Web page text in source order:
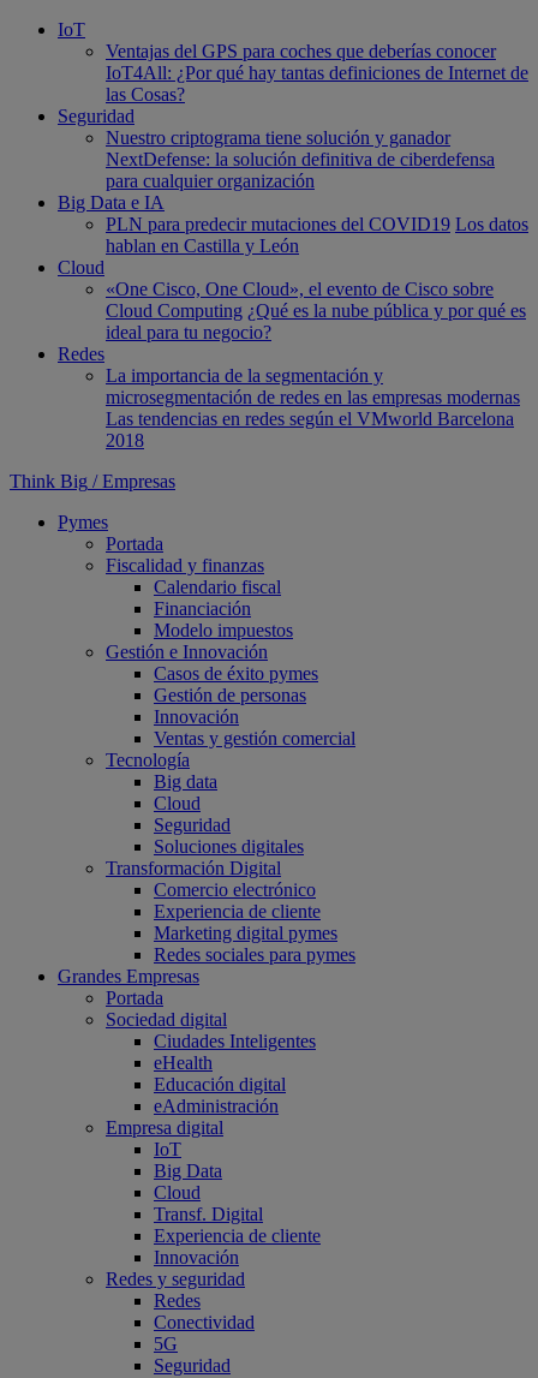
IoT
Ventajas del GPS para coches que deberías conocer
IoT4All: ¿Por qué hay tantas definiciones de Internet de
las Cosas?
Seguridad
Nuestro criptograma tiene solución y ganador
NextDefense: la solución definitiva de ciberdefensa
para cualquier organización
Big Data e IA
PLN para predecir mutaciones del COVID19 Los datos
hablan en Castilla y León
Cloud
«One Cisco, One Cloud», el evento de Cisco sobre
Cloud Computing ¿Qué es la nube pública y por qué es
ideal para tu negocio?
Redes
La importancia de la segmentación y
microsegmentación de redes en las empresas modernas
Las tendencias en redes según el VMworld Barcelona
2018
Think Big / Empresas
Pymes
Portada
Fiscalidad y finanzas
Calendario fiscal
Financiación
Modelo impuestos
Gestión e Innovación
Casos de éxito pymes
Gestión de personas
Innovación
Ventas y gestión comercial
Tecnología
Big data
Cloud
Seguridad
Soluciones digitales
Transformación Digital
Comercio electrónico
Experiencia de cliente
Marketing digital pymes
Redes sociales para pymes
Grandes Empresas
Portada
Sociedad digital
Ciudades Inteligentes
eHealth
Educación digital
eAdministración
Empresa digital
IoT
Big Data
Cloud
Transf. Digital
Experiencia de cliente
Innovación
Redes y seguridad
Redes
Conectividad
5G
Seguridad